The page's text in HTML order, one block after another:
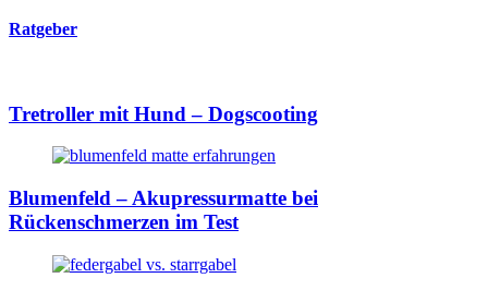
Ratgeber
Tretroller mit Hund – Dogscooting
Blumenfeld – Akupressurmatte bei
Rückenschmerzen im Test